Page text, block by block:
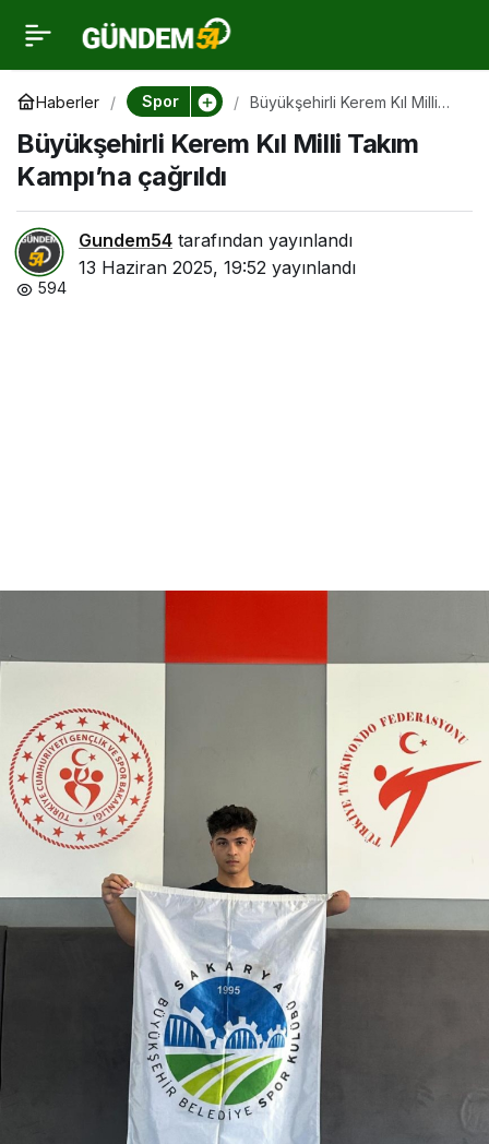
Haberler Spor
Büyükşehirli Kerem Kıl Milli
Büyükşehirli Kerem Kıl Milli Takım
Kampı’na çağrıldı
Gundem54 tarafından yayınlandı
13 Haziran 2025, 19:52 yayınlandı
594
Büyükşehirli Kerem Kıl
Milli Takım Kampı’na
çağrıldı